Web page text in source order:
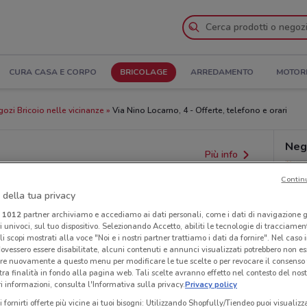
CURA CASA E CORPO BRICOLAGE ARREDAMENTO MOTORI
Bricoio nelle vicinanze Via Nino Locarno, 4 - Offerte, telefono e orari
Più info
della tua privacy
1012partner archiviamo e accediamo ai dati personali, come i dati di navigazione
sul tuo dispositivo. Selezionando Accetto, abiliti le tecnologie di
scopi mostrati alla voce "Noi e i nostri partner trattiamo i dati da fornire". Nel caso
essere disabilitate, alcuni contenuti e annunci visualizzati potrebbero non
nuovamente a questo menu per modificare le tue scelte o per revocare il
finalità in fondo alla pagina web. Tali scelte avranno effetto nel contesto del
informazioni, consulta l'Informativa sulla privacy.Privacy policy
fornirti offerte più vicine ai tuoi bisogni: Utilizzando Shopfully/Tiendeo puoi